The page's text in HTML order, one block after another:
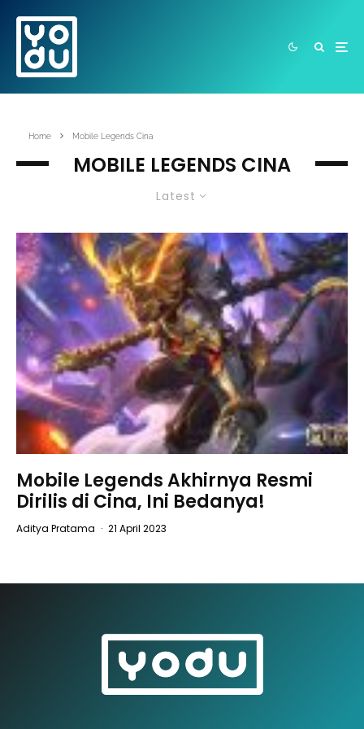
Home Mobile Legends Cina
MOBILE LEGENDS CINA
Latest
Mobile Legends Akhirnya Resmi
Dirilis di Cina, Ini Bedanya!
Aditya Pratama · 21 April 2023